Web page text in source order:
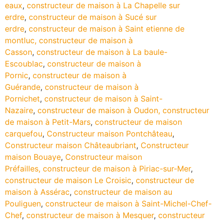
eaux, constructeur de maison à La Chapelle sur
erdre, constructeur de maison à Sucé sur
erdre, constructeur de maison à Saint etienne de
montluc, constructeur de maison à
Casson, constructeur de maison à La baule-
Escoublac, constructeur de maison à
Pornic, constructeur de maison à
Guérande, constructeur de maison à
Pornichet, constructeur de maison à Saint-
Nazaire, constructeur de maison à Oudon, constructeur
de maison à Petit-Mars, constructeur de maison
carquefou, Constructeur maison Pontchâteau,
Constructeur maison Châteaubriant, Constructeur
maison Bouaye, Constructeur maison
Préfailles, constructeur de maison à Piriac-sur-Mer,
constructeur de maison Le Croisic, constructeur de
maison à Assérac, constructeur de maison au
Pouliguen, constructeur de maison à Saint-Michel-Chef-
Chef, constructeur de maison à Mesquer, constructeur